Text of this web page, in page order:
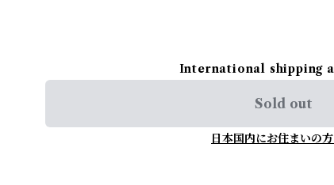
International shipping
Sold out
日本国内にお住まいの